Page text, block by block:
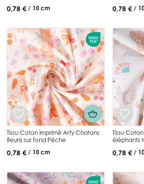
0,78 € / 10 cm 0,78 € /
Tissu Coton imprimé Arty Chatons
fleuris sur fond Pêche
0,78 € / 10 cm
Tissu
éléphants
0,78 € /